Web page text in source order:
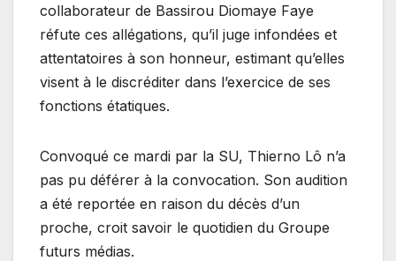
collaborateur de Bassirou Diomaye Faye
réfute ces allégations, qu’il juge infondées et
attentatoires à son honneur, estimant qu’elles
visent à le discréditer dans l’exercice de ses
fonctions étatiques.
Convoqué ce mardi par la SU, Thierno Lô n’a
pas pu déférer à la convocation. Son audition
a été reportée en raison du décès d’un
proche, croit savoir le quotidien du Groupe
futurs médias.